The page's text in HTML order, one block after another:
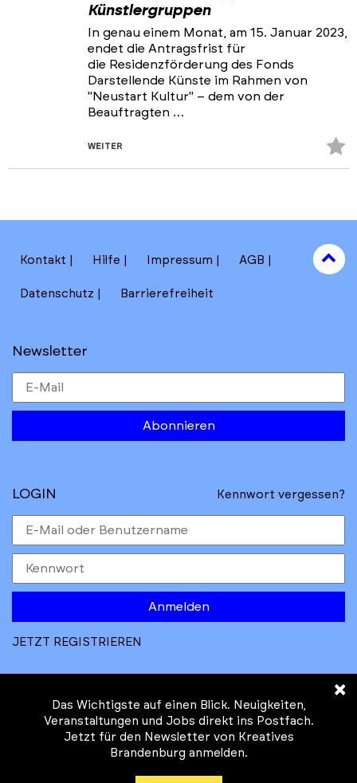
Künstlergruppen
In genau einem Monat, am 15. Januar 2023,
endet die Antragsfrist für
die Residenzförderung des Fonds
Darstellende Künste im Rahmen von
"Neustart Kultur" – dem von der
Beauftragten …
WEITER
Kontakt Hilfe Impressum AGB
Datenschutz Barrierefreiheit
Newsletter
Abonnieren
to
top
LOGIN Kennwort vergessen?
Anmelden
JETZT REGISTRIEREN
© Kreatives Brandenburg im Auftrag des
Ministeriums für
×
Das Wichtigste auf einen Blick. Neuigkeiten,
Veranstaltungen und Jobs direkt ins Postfach.
Jetzt für den Newsletter von Kreatives
Brandenburg anmelden.